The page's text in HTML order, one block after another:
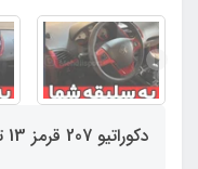
دکوراتیو 207 قرمز 13 تیکه